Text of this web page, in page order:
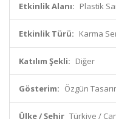
Etkinlik Alanı: Plastik
Etkinlik Türü: Karma
Katılım Şekli: Diğer
Gösterim: Özgün
Ülke / Şehir Türkiye /